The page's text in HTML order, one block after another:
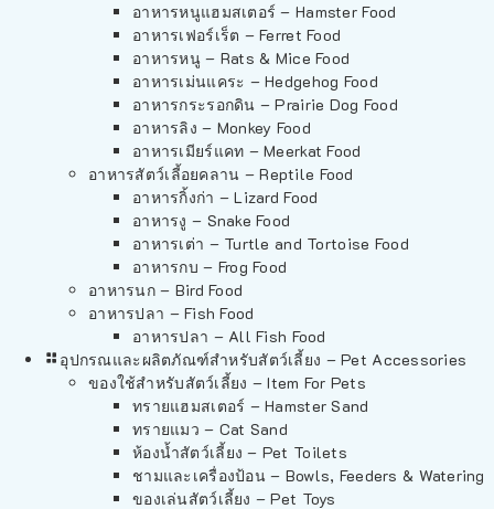
อาหารหนูแฮมสเตอร์ – Hamster Food
อาหารเฟอร์เร็ต – Ferret Food
อาหารหนู – Rats & Mice Food
อาหารเม่นแคระ – Hedgehog Food
อาหารกระรอกดิน – Prairie Dog Food
อาหารลิง – Monkey Food
อาหารเมียร์แคท – Meerkat Food
อาหารสัตว์เลี้อยคลาน – Reptile Food
อาหารกิ้งก่า – Lizard Food
อาหารงู – Snake Food
อาหารเต่า – Turtle and Tortoise Food
อาหารกบ – Frog Food
อาหารนก – Bird Food
อาหารปลา – Fish Food
อาหารปลา – All Fish Food
อุปกรณและผลิตภัณฑ์สำหรับสัตว์เลี้ยง – Pet Accessories
ของใช้สำหรับสัตว์เลี้ยง – Item For Pets
ทรายแฮมสเตอร์ – Hamster Sand
ทรายแมว – Cat Sand
ห้องน้ำสัตว์เลี้ยง – Pet Toilets
ชามและเครื่องป้อน – Bowls, Feeders & Watering
ของเล่นสัตว์เลี้ยง – Pet Toys